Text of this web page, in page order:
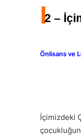
I2 –
Önlisans ve
İçimizdeki
çocukluğun